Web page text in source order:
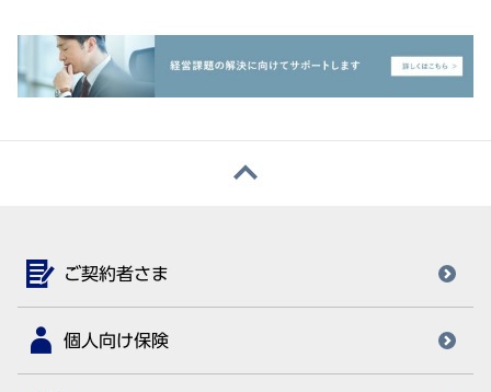
ご契約者さま
個人向け保険